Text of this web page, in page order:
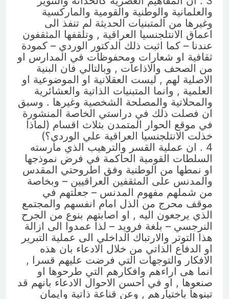
والعلمانية والوطنية والقومية والماركسية
وغيرها من المتبنيات الحديثة لم تنفذ الى
اعماق الانتلجنسيا العراقية , وتلقفها المثقفون
عندنا – كما اثبت ذلك الدكتور الوردي – كمودة
ثقافية او شعارات ومحفوظات في المدارس او
من الصحف والاذاعات , وبالتالي فان البنية
الاصلية لهم , ليست العقلانية او الموضوعية او
العلمية , وانما المتبنيات الذاتية والعشائرية
والمحلاتية والمصلحة الشخصية وغيرها . وسبق
ان فصلت ذلك في دراستي الخاصة المنشورة
في موقع الحوار المتمدن بثلاث اقسام (لماذا
خذلت الانتلجنسيا العراقية علي الوردي؟)
4 . ان عملية القسر والترهيب الذي مارسته
السلطات القومية الحاكمة في فرض نموذجها
او نمطها من الوطنية وفق اطروحتي المقدس
والمدنس على المثقفين العراقيين – وبخاصة
من شملهم مفهوم المدنس – جعلتهم في
موقف محرج من الذل امام انفسهم والمجتمع
الذي يرجعون اليه , او اصابتهم بنوع من الجرح
النرجسي – بلغة فرويد – لذا عمدوا الى ازالة
هذا التوتر والارتباك الداخلي الى عملية التبرير
او الدفاع الذاتي من خلال الادعاء بان هذه
الافكار والتوجهات التي فرضت عليهم قسرا ,
انما هى اراءهم وافكارهم التي طرحوها او
صنعوها , او في احسن الاحوال الادعاء بانهم قد
تبنوها باختيارهم , وعن قناعة ذاتية وايمان